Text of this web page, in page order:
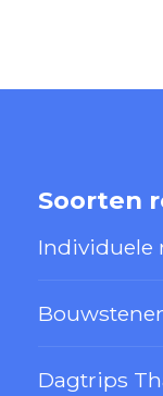
Soorten
Individuele
Dagtrips